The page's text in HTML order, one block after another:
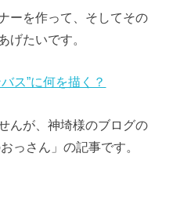
ーを作って、そしてその
げたいです。
ス”に何を描く？
んが、神埼様のブログの
っさん」の記事です。